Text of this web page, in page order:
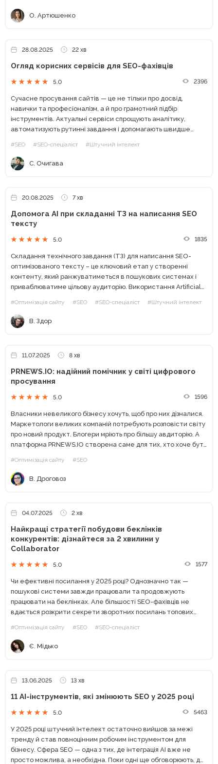
О. Артюшенко
28.08.2025 22 хв
Огляд корисних сервісів для SEO-фахівців
5.0 2396
Сучасне просування сайтів — це не тільки про досвід,
навички та професіоналізм, а й про грамотний підбір
інструментів. Актуальні сервіси спрощують аналітику,
автоматизують рутинні завдання і допомагають швидше
актуальні та ефективні платформи,...
#SEO #SEO-спеціаліст #Штучний інтелект
С. Очигава
20.08.2025 7 хв
Допомога АІ при складанні ТЗ на написання SEO
тексту
5.0 1835
Складання технічного завдання (ТЗ) для написання SEO-
оптимізованого тексту – це ключовий етап у створенні
контенту, який ранжуватиметься в пошукових системах і
приваблюватиме цільову аудиторію. Використання Artificial
оптимізувати час, підвищувати якість ТЗ і створювати...
#Оптимізація сайту #SEO #SEO-спеціаліст #Штучний інтелект
В. Здор
11.07.2025 8 хв
PRNEWS.IO: надійний помічник у світі цифрового
просування
5.0 1596
Власники невеликого бізнесу хочуть, щоб про них дізналися.
Маркетологи великих компаній потребують розповісти світу
про новий продукт. Блогери мріють про більшу авдиторію. А
платформа PRNEWS.IO створена саме для тих, хто хоче бути
#Оптимізація сайту #SEO
В. Дроговоз
04.07.2025 2 хв
Найкращі стратегії побудови беклінків
конкурентів: дізнайтеся за 2 хвилини у
Collaborator
5.0 1577
Чи ефективні посилання у 2025 році? Однозначно так —
пошукові системи завжди працювали та продовжують
працювати на беклінках. Але більшості SEO-фахівців не
вдається розкрити секрети зворотних посилань топових
через нестачу потрібних...
#Оптимізація сайту #SEO #SEO-спеціаліст
Є. Мідько
13.06.2025 13 хв
11 AI-інструментів, які змінюють SEO у 2025 році
5.0 5463
У 2025 році штучний інтелект остаточно вийшов за межі
тренду й став повноцінним робочим інструментом для
бізнесу. Сфера SEO — одна з тих, де інтеграція AI вже не
просто можлива, а необхідна. Поки одні ще обговорюють, де